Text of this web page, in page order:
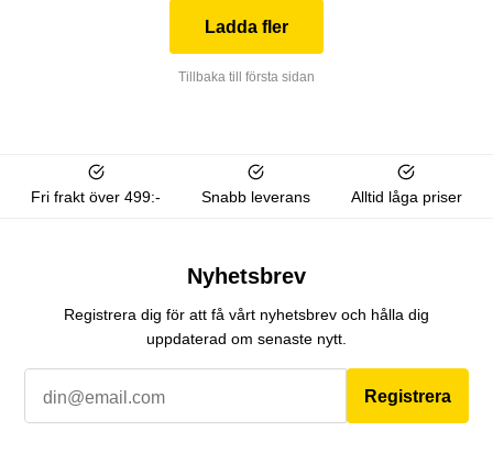
Ladda fler
Tillbaka till första sidan
Fri frakt över 499:- Snabb leverans Alltid låga priser
Nyhetsbrev
Registrera dig för att få vårt nyhetsbrev och hålla dig
uppdaterad om senaste nytt.
Registrera